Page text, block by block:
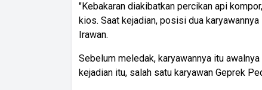
"Kebakaran diakibatkan percikan api
kios. Saat kejadian, posisi dua
Irawan.
Sebelum meledak, karyawannya itu
kejadian itu, salah satu karyawan Geprek